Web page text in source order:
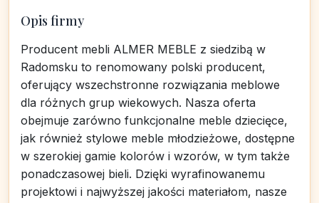
Opis firmy
Producent mebli ALMER MEBLE z siedzibą w
Radomsku to renomowany polski producent,
oferujący wszechstronne rozwiązania meblowe
dla różnych grup wiekowych. Nasza oferta
obejmuje zarówno funkcjonalne meble dziecięce,
jak również stylowe meble młodzieżowe, dostępne
w szerokiej gamie kolorów i wzorów, w tym także
ponadczasowej bieli. Dzięki wyrafinowanemu
projektowi i najwyższej jakości materiałom, nasze